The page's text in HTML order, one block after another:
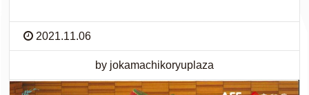
2021.11.06
by jokamachikoryuplaza